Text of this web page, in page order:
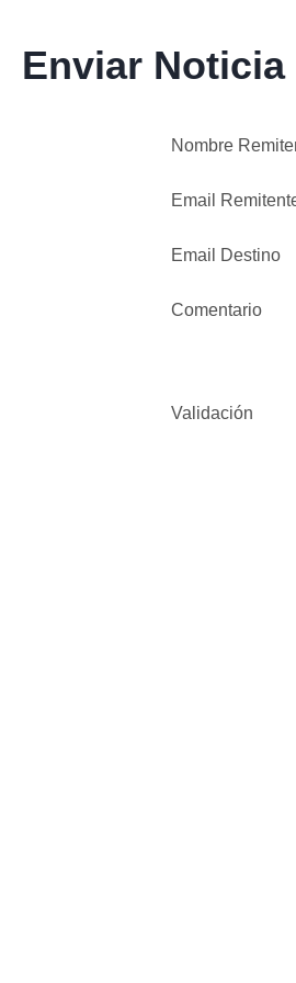
Enviar Noticia
Nombre
Email
Email Destino
Comentario
Validación